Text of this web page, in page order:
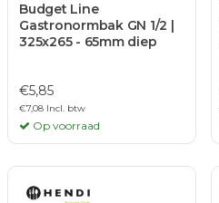
Budget Line
Gastronormbak GN 1/2 |
325x265 - 65mm diep
€5,85
€7,08 Incl. btw
Op voorraad